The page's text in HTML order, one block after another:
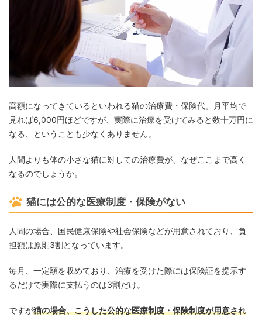
高額になってきているといわれる猫の治療費・保険代。月平均で
見れば6,000円ほどですが、実際に治療を受けてみると数十万円に
なる、ということも少なくありません。
人間よりも体の小さな猫に対しての治療費が、なぜここまで高く
なるのでしょうか。
猫には公的な医療制度・保険がない
人間の場合、国民健康保険や社会保険などが用意されており、負
担額は原則3割となっています。
毎月、一定額を収めており、治療を受けた際には保険証を提示す
るだけで実際に支払うのは3割だけ。
ですが猫の場合、こうした公的な医療制度・保険制度が用意され